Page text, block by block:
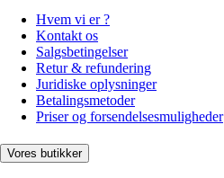
Hvem vi er ?
Kontakt os
Salgsbetingelser
Retur & refundering
Juridiske oplysninger
Betalingsmetoder
Priser og forsendelsesmuligheder
Vores butikker